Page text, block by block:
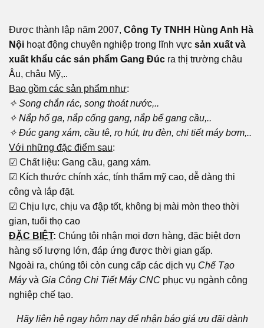
Được thành lập năm 2007, Công Ty TNHH Hùng Anh Hà
Nội hoạt động chuyên nghiệp trong lĩnh vực sản xuất và
xuất khẩu các sản phẩm Gang Đúc ra thị trường châu
Âu, châu Mỹ,..
Bao gồm các sản phẩm như:
✧ Song chắn rác, song thoát nước,..
✧ Nắp hố ga, nắp cống gang, nắp bể gang cầu,..
✧ Đúc gang xám, cầu tê, rọ hút, trụ đèn, chi tiết máy bơm,..
Với những đặc điểm sau:
☑ Chất liệu: Gang cầu, gang xám.
☑ Kích thước chính xác, tính thẩm mỹ cao, dễ dàng thi
công và lắp đặt.
☑ Chịu lực, chịu va đập tốt, không bị mài mòn theo thời
gian, tuổi thọ cao
ĐẶC BIỆT: Chúng tôi nhận mọi đơn hàng, đặc biệt đơn
hàng số lượng lớn, đáp ứng được thời gian gấp.
Ngoài ra, chúng tôi còn cung cấp các dịch vụ Chế Tạo
Máyvà Gia Công Chi Tiết Máy CNC phục vụ ngành công
nghiệp chế tạo.
Hãy liên hệ ngay hôm nay để nhận báo giá ưu đãi dành